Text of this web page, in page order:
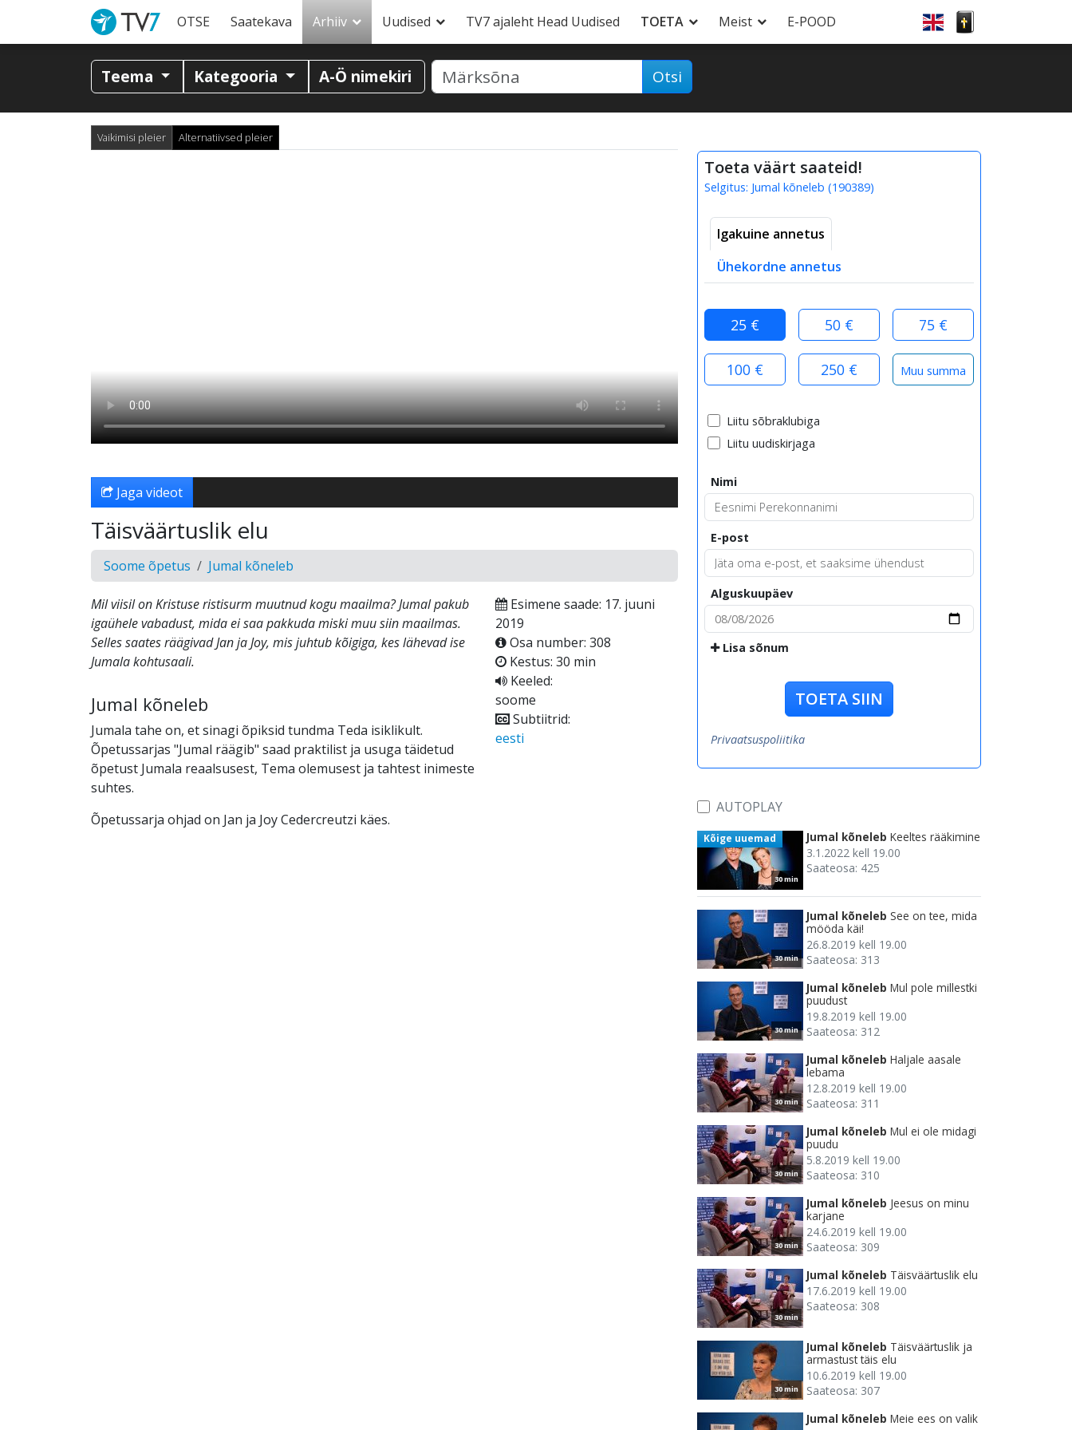
OTSE Saatekava Arhiiv Uudised TV7 ajaleht Head Uudised TOETA Meist E-POOD
Teema Kategooria A-Ö nimekiri Otsi
Vaikimisi pleier Alternatiivsed pleier
Jaga videot
Täisväärtuslik elu
Soome õpetus Jumal kõneleb
Mil viisil on Kristuse ristisurm muutnud kogu maailma? Jumal pakub
igaühele vabadust, mida ei saa pakkuda miski muu siin maailmas.
Selles saates räägivad Jan ja Joy, mis juhtub kõigiga, kes lähevad ise
Jumala kohtusaali.
Jumal kõneleb
Jumala tahe on, et sinagi õpiksid tundma Teda isiklikult.
Õpetussarjas "Jumal räägib" saad praktilist ja usuga täidetud
õpetust Jumala reaalsusest, Tema olemusest ja tahtest inimeste
suhtes.
Õpetussarja ohjad on Jan ja Joy Cedercreutzi käes.
Esimene saade: 17. juuni
2019
Osa number: 308
Kestus: 30 min
Keeled:
soome
Subtiitrid:
eesti
Toeta väärt saateid!
Selgitus: Jumal kõneleb (190389)
Igakuine annetus
Ühekordne annetus
25 € 50 € 75 €
100 € 250 €
Liitu sõbraklubiga
Liitu uudiskirjaga
Nimi
E-post
Alguskuupäev
Lisa sõnum
TOETA SIIN
Privaatsuspoliitika
AUTOPLAY
30 min
Kõige uuemad Jumal kõneleb Keeltes rääkimine
3.1.2022 kell 19.00
Saateosa: 425
30 min
Jumal kõneleb See on tee, mida
mööda käi!
26.8.2019 kell 19.00
Saateosa: 313
30 min
Jumal kõneleb Mul pole millestki
puudust
19.8.2019 kell 19.00
Saateosa: 312
30 min
Jumal kõneleb Haljale aasale
lebama
12.8.2019 kell 19.00
Saateosa: 311
30 min
Jumal kõneleb Mul ei ole midagi
puudu
5.8.2019 kell 19.00
Saateosa: 310
30 min
Jumal kõneleb Jeesus on minu
karjane
24.6.2019 kell 19.00
Saateosa: 309
30 min
Jumal kõneleb Täisväärtuslik elu
17.6.2019 kell 19.00
Saateosa: 308
30 min
Jumal kõneleb Täisväärtuslik ja
armastust täis elu
10.6.2019 kell 19.00
Saateosa: 307
Jumal kõneleb Meie ees on valik